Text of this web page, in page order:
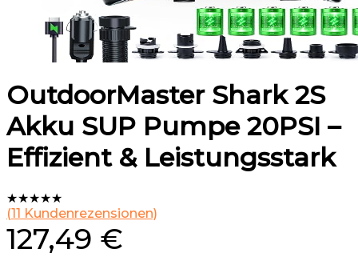
OutdoorMaster Shark 2S
Akku SUP Pumpe 20PSI –
Effizient & Leistungsstark
★★★★★
(11 Kundenrezensionen)
127,49 €